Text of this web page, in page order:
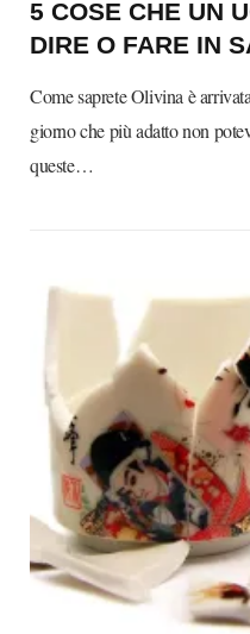
5 COSE CHE UN
DIRE O FARE IN
Come saprete Olivina è
giorno che più adatto non
queste…